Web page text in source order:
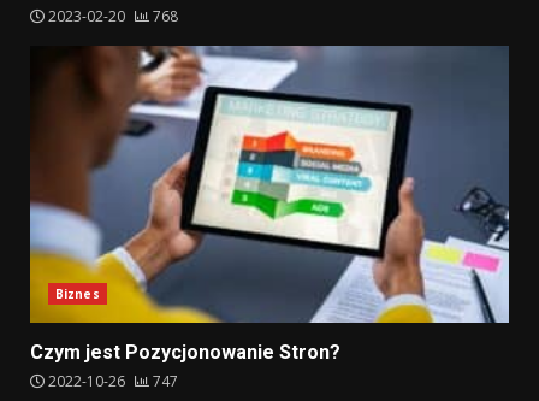
2023-02-20 768
Biznes
Czym jest Pozycjonowanie Stron?
2022-10-26 747